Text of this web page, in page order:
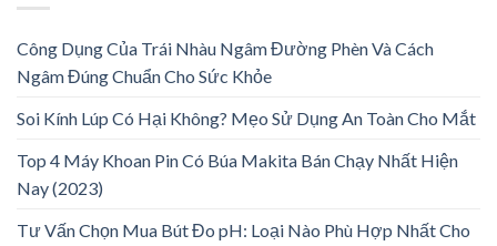
Công Dụng Của Trái Nhàu Ngâm Đường Phèn Và Cách
Ngâm Đúng Chuẩn Cho Sức Khỏe
Soi Kính Lúp Có Hại Không? Mẹo Sử Dụng An Toàn Cho Mắt
Top 4 Máy Khoan Pin Có Búa Makita Bán Chạy Nhất Hiện
Nay (2023)
Tư Vấn Chọn Mua Bút Đo pH: Loại Nào Phù Hợp Nhất Cho